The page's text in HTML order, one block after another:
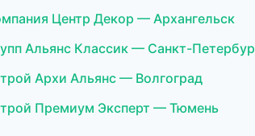
Центр Декор — Архангельск
Альянс Классик — Санкт-
Архи Альянс — Волгоград
Премиум Эксперт — Тюмень